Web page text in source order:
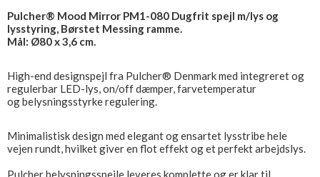
Pulcher® Mood Mirror PM1-080 Dugfrit spejl m/lys og
lysstyring, Børstet Messing ramme.
Mål: Ø80 x 3,6 cm.
High-end designspejl fra Pulcher® Denmark med integreret og
regulerbar LED-lys, on/off dæmper, farvetemperatur
og belysningsstyrke regulering.
Minimalistisk design med elegant og ensartet lysstribe hele
vejen rundt, hvilket giver en flot effekt og et perfekt arbejdslys.
Pulcher belysningsspejle leveres komplette og er klar til